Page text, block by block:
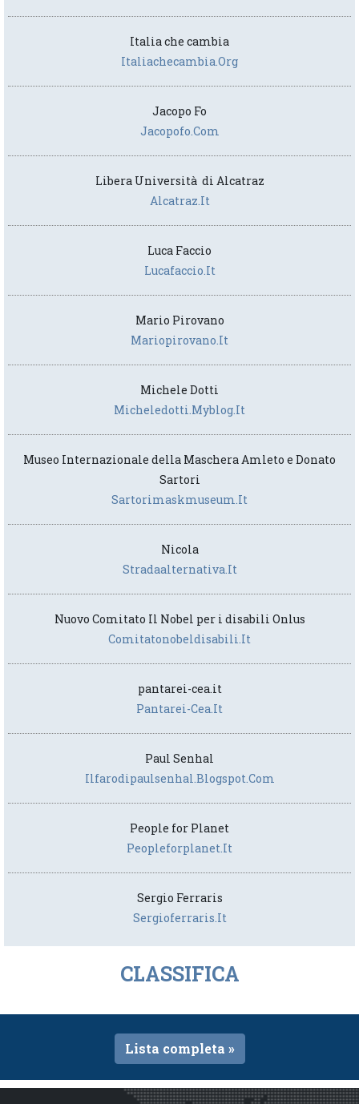
Italia che cambia
Italiachecambia.org
Jacopo Fo
Jacopofo.com
Libera Università di Alcatraz
Alcatraz.it
Luca Faccio
Lucafaccio.it
Mario Pirovano
Mariopirovano.it
Michele Dotti
Micheledotti.myblog.it
Museo Internazionale della Maschera Amleto e Donato
Sartori
Sartorimaskmuseum.it
Nicola
Stradaalternativa.it
Nuovo Comitato Il Nobel per i disabili Onlus
Comitatonobeldisabili.it
pantarei-cea.it
Pantarei-Cea.it
Paul Senhal
Ilfarodipaulsenhal.blogspot.com
People for Planet
Peopleforplanet.it
Sergio Ferraris
Sergioferraris.it
CLASSIFICA
Lista completa »